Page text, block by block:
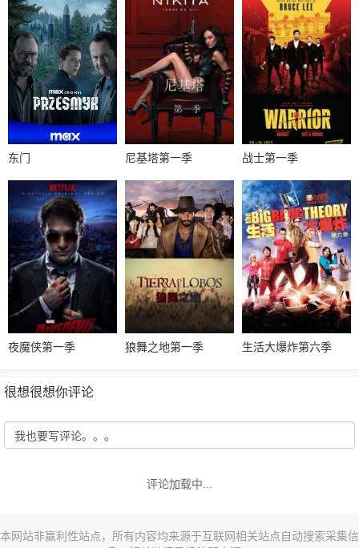
东门 尼基塔第一季 战士第一季
夜魔侠第一季 狼舞之地第一季 生活大爆炸第六季
很想很想你评论
评论加载中...
本网站非赢利性站点，所有内容均来源于互联网相关站点自动搜索采集信